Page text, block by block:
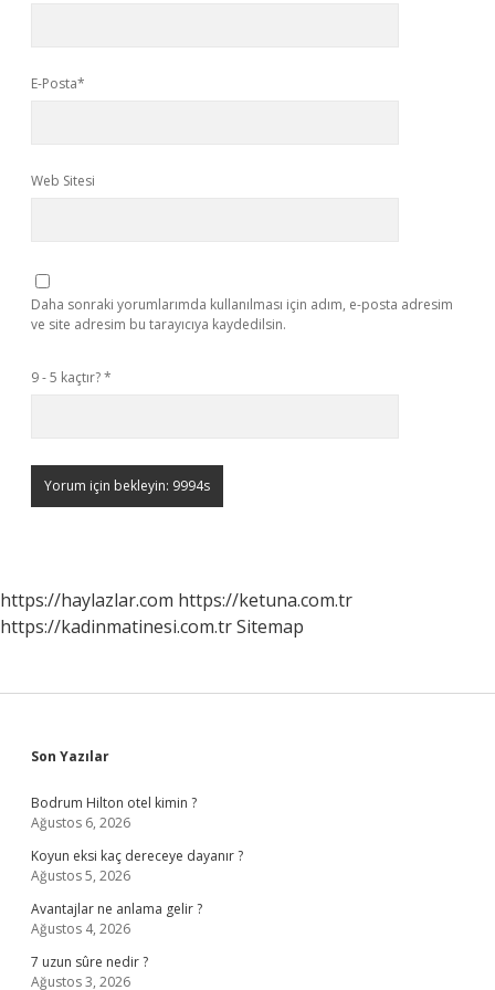
E-Posta*
Web Sitesi
Daha sonraki yorumlarımda kullanılması için adım, e-posta adresim
ve site adresim bu tarayıcıya kaydedilsin.
9 - 5 kaçtır?*
https://haylazlar.com https://ketuna.com.tr
https://kadinmatinesi.com.trSitemap
Sidebar
Son Yazılar
Bodrum Hilton otel kimin ?
Ağustos 6, 2026
Koyun eksi kaç dereceye dayanır ?
Ağustos 5, 2026
Avantajlar ne anlama gelir ?
Ağustos 4, 2026
7 uzun sûre nedir ?
Ağustos 3, 2026